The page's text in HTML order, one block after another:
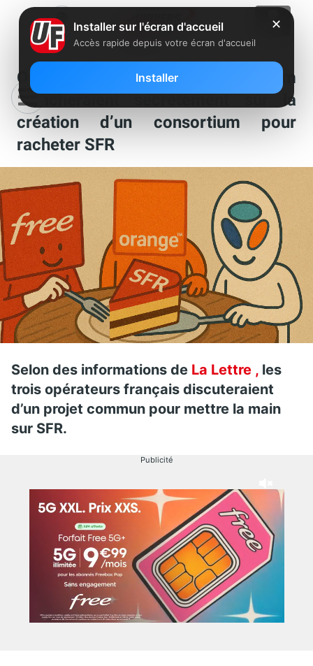
Orange, Free et Bouygues Telecom
plancheraient secrètement sur la
création d’un consortium pour
racheter SFR
Selon des informations de La Lettre , les
trois opérateurs français discuteraient
d’un projet commun pour mettre la main
sur SFR.
Publicité
✕
Installer sur l'écran d'accueil
Accès rapide depuis votre écran d'accueil
Installer